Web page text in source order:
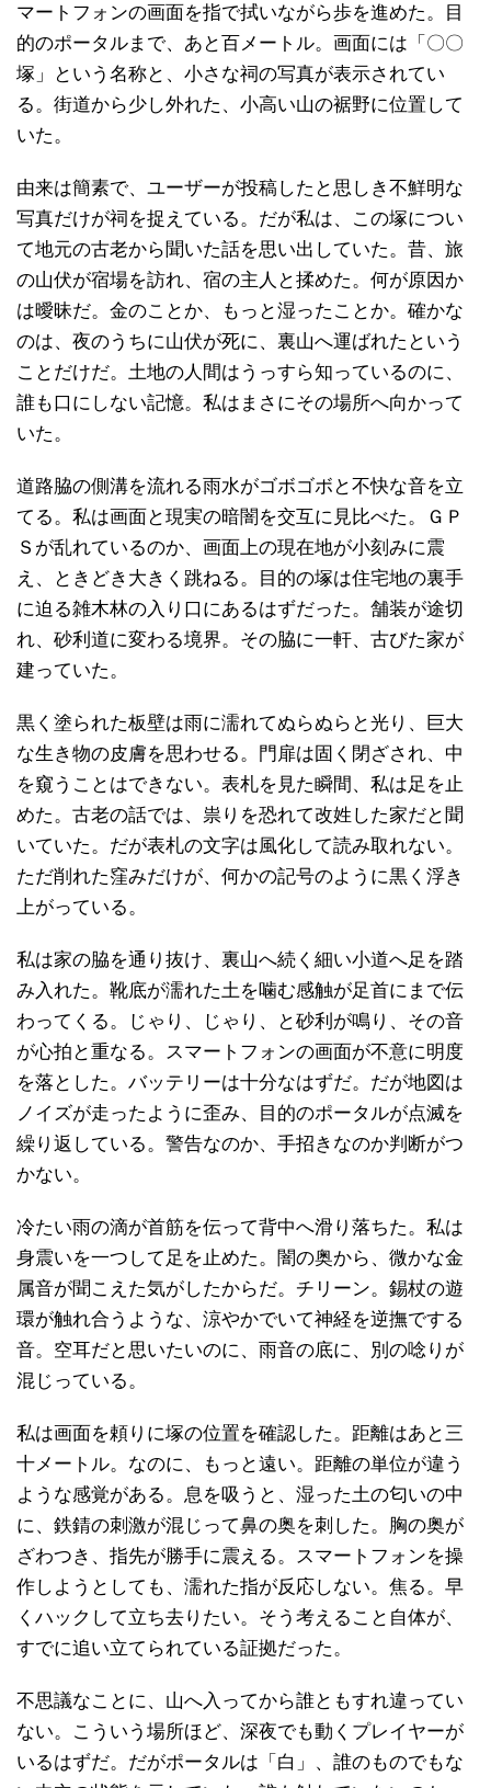
マートフォンの画面を指で拭いながら歩を進めた。目
的のポータルまで、あと百メートル。画面には「〇〇
塚」という名称と、小さな祠の写真が表示されてい
る。街道から少し外れた、小高い山の裾野に位置して
いた。
由来は簡素で、ユーザーが投稿したと思しき不鮮明な
写真だけが祠を捉えている。だが私は、この塚につい
て地元の古老から聞いた話を思い出していた。昔、旅
の山伏が宿場を訪れ、宿の主人と揉めた。何が原因か
は曖昧だ。金のことか、もっと湿ったことか。確かな
のは、夜のうちに山伏が死に、裏山へ運ばれたという
ことだけだ。土地の人間はうっすら知っているのに、
誰も口にしない記憶。私はまさにその場所へ向かって
いた。
道路脇の側溝を流れる雨水がゴボゴボと不快な音を立
てる。私は画面と現実の暗闇を交互に見比べた。ＧＰ
Ｓが乱れているのか、画面上の現在地が小刻みに震
え、ときどき大きく跳ねる。目的の塚は住宅地の裏手
に迫る雑木林の入り口にあるはずだった。舗装が途切
れ、砂利道に変わる境界。その脇に一軒、古びた家が
建っていた。
黒く塗られた板壁は雨に濡れてぬらぬらと光り、巨大
な生き物の皮膚を思わせる。門扉は固く閉ざされ、中
を窺うことはできない。表札を見た瞬間、私は足を止
めた。古老の話では、祟りを恐れて改姓した家だと聞
いていた。だが表札の文字は風化して読み取れない。
ただ削れた窪みだけが、何かの記号のように黒く浮き
上がっている。
私は家の脇を通り抜け、裏山へ続く細い小道へ足を踏
み入れた。靴底が濡れた土を噛む感触が足首にまで伝
わってくる。じゃり、じゃり、と砂利が鳴り、その音
が心拍と重なる。スマートフォンの画面が不意に明度
を落とした。バッテリーは十分なはずだ。だが地図は
ノイズが走ったように歪み、目的のポータルが点滅を
繰り返している。警告なのか、手招きなのか判断がつ
かない。
冷たい雨の滴が首筋を伝って背中へ滑り落ちた。私は
身震いを一つして足を止めた。闇の奥から、微かな金
属音が聞こえた気がしたからだ。チリーン。錫杖の遊
環が触れ合うような、涼やかでいて神経を逆撫でする
音。空耳だと思いたいのに、雨音の底に、別の唸りが
混じっている。
私は画面を頼りに塚の位置を確認した。距離はあと三
十メートル。なのに、もっと遠い。距離の単位が違う
ような感覚がある。息を吸うと、湿った土の匂いの中
に、鉄錆の刺激が混じって鼻の奥を刺した。胸の奥が
ざわつき、指先が勝手に震える。スマートフォンを操
作しようとしても、濡れた指が反応しない。焦る。早
くハックして立ち去りたい。そう考えること自体が、
すでに追い立てられている証拠だった。
不思議なことに、山へ入ってから誰ともすれ違ってい
ない。こういう場所ほど、深夜でも動くプレイヤーが
いるはずだ。だがポータルは「白」、誰のものでもな